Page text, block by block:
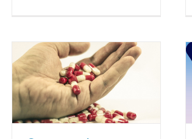
preguntamos
Época de
impuestos. Cómo
afrontar el IRPF
Blog